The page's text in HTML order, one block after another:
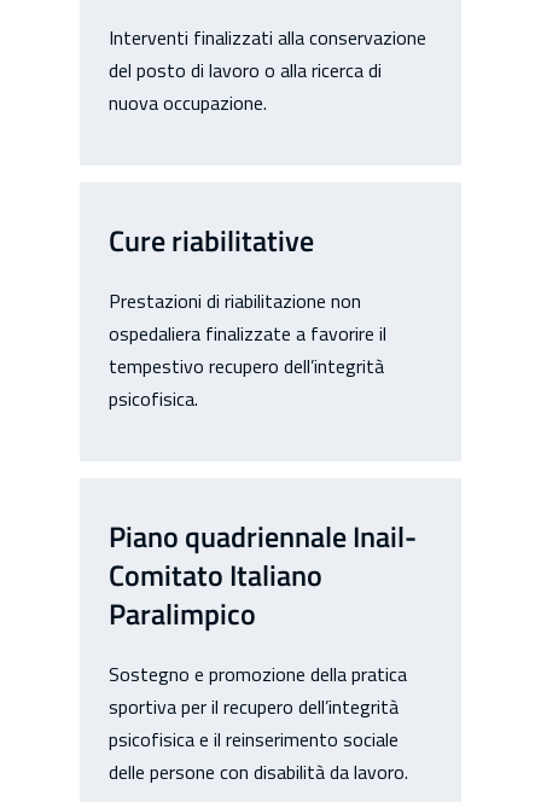
Interventi finalizzati alla conservazione
del posto di lavoro o alla ricerca di
nuova occupazione.
Cure riabilitative
Prestazioni di riabilitazione non
ospedaliera finalizzate a favorire il
tempestivo recupero dell’integrità
psicofisica.
Piano quadriennale Inail-
Comitato Italiano
Paralimpico
Sostegno e promozione della pratica
sportiva per il recupero dell’integrità
psicofisica e il reinserimento sociale
delle persone con disabilità da lavoro.